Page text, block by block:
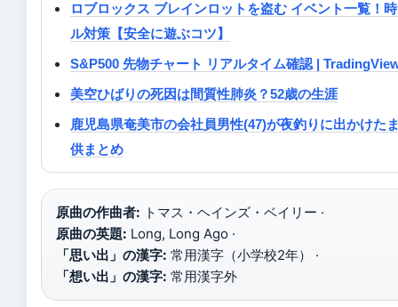
ロブロックス ブレインロットを盗む イベント一覧！
ル対策【安全に遊ぶコツ】
S&P500 先物チャート リアルタイム確認 |
美空ひばりの死因は間質性肺炎？52歳の生涯
鹿児島県奄美市の会社員男性(47)が夜釣りに出かけた
供まとめ
原曲の作曲者: トマス・ヘインズ・ベイリー ·
原曲の英題: Long, Long Ago ·
「思い出」の漢字: 常用漢字（小学校2年） ·
「想い出」の漢字: 常用漢字外